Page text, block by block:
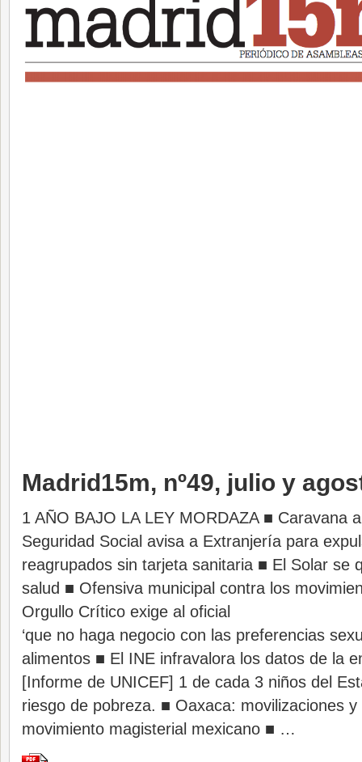
Madrid15m, nº49, julio y
1 AÑO BAJO LA LEY MORDAZA ■ Caravana
Seguridad Social avisa a Extranjería para
reagrupados sin tarjeta sanitaria ■ El Solar se
salud ■ Ofensiva municipal contra los
Orgullo Crítico exige al oficial
‘que no haga negocio con las preferencias
alimentos ■ El INE infravalora los datos de la
[Informe de UNICEF] 1 de cada 3 niños del
riesgo de pobreza. ■ Oaxaca: movilizaciones
movimiento magisterial mexicano ■ …